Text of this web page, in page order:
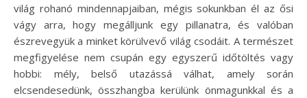
világ rohanó mindennapjaiban, mégis sokunkban él az ősi
vágy arra, hogy megálljunk egy pillanatra, és valóban
észrevegyük a minket körülvevő világ csodáit. A természet
megfigyelése nem csupán egy egyszerű időtöltés vagy
hobbi: mély, belső utazássá válhat, amely során
elcsendesedünk, összhangba kerülünk önmagunkkal és a